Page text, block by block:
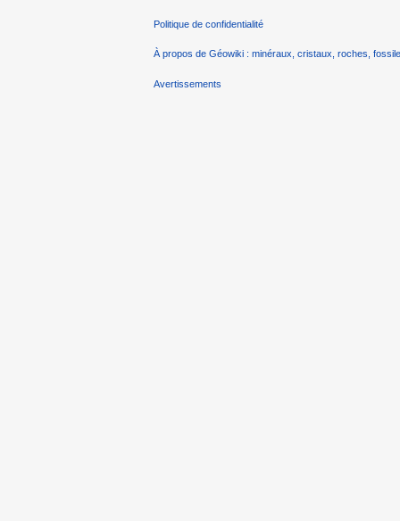
Politique de confidentialité
À propos de Géowiki : minéraux, cristaux, roches,
Avertissements